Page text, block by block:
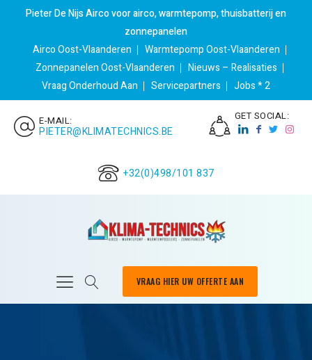
Pieter De Nijs Airco voor airco, warmtepomp, thuisbatterij en
zonnepanelen
Airco Oost-Vlaanderen
Warmtepomp Oost-Vlaanderen
Zonnepanelen Oost-Vlaanderen
Nieuws – Realisaties
Vraag Onderhoud Aan
Servicepartners Jobs * 2
E-MAIL:
PIETER@KLIMATECHNICS.BE
GET SOCIAL:
+32(0)498/101 837
VRAAG HIER UW OFFERTE AAN